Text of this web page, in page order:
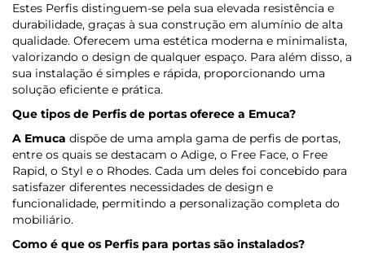
Estes Perfis distinguem-se pela sua elevada resistência e
durabilidade, graças à sua construção em alumínio de alta
qualidade. Oferecem uma estética moderna e minimalista,
valorizando o design de qualquer espaço. Para além disso, a
sua instalação é simples e rápida, proporcionando uma
solução eficiente e prática.
Que tipos de Perfis de portas oferece a Emuca?
A Emuca dispõe de uma ampla gama de perfis de portas,
entre os quais se destacam o Adige, o Free Face, o Free
Rapid, o Styl e o Rhodes. Cada um deles foi concebido para
satisfazer diferentes necessidades de design e
funcionalidade, permitindo a personalização completa do
mobiliário.
Como é que os Perfis para portas são instalados?